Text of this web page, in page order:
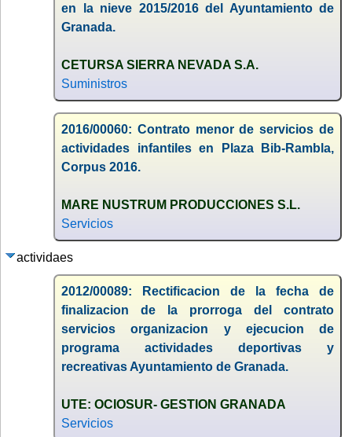
en la nieve 2015/2016 del Ayuntamiento de
Granada.
CETURSA SIERRA NEVADA S.A.
Suministros
2016/00060: Contrato menor de servicios de
actividades infantiles en Plaza Bib-Rambla,
Corpus 2016.
MARE NUSTRUM PRODUCCIONES S.L.
Servicios
actividaes
2012/00089: Rectificacion de la fecha de
finalizacion de la prorroga del contrato
servicios organizacion y ejecucion de
programa actividades deportivas y
recreativas Ayuntamiento de Granada.
UTE: OCIOSUR- GESTION GRANADA
Servicios